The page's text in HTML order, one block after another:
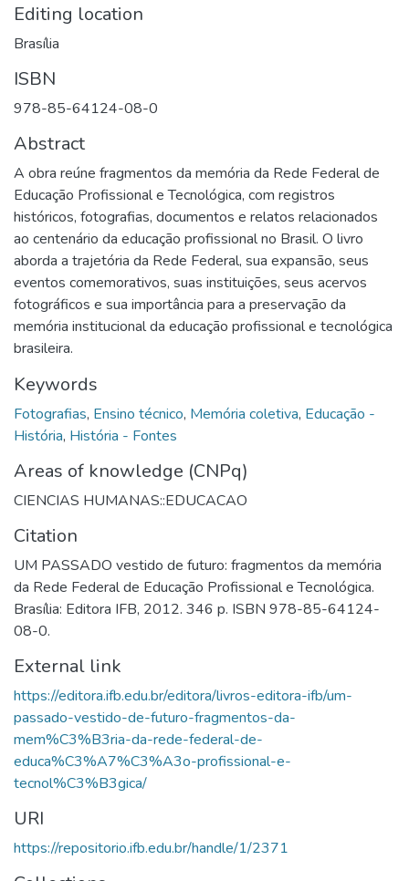
Editing location
Brasília
ISBN
978-85-64124-08-0
Abstract
A obra reúne fragmentos da memória da Rede Federal de
Educação Profissional e Tecnológica, com registros
históricos, fotografias, documentos e relatos relacionados
ao centenário da educação profissional no Brasil. O livro
aborda a trajetória da Rede Federal, sua expansão, seus
eventos comemorativos, suas instituições, seus acervos
fotográficos e sua importância para a preservação da
memória institucional da educação profissional e tecnológica
brasileira.
Keywords
Fotografias, Ensino técnico, Memória coletiva, Educação -
História, História - Fontes
Areas of knowledge (CNPq)
CIENCIAS HUMANAS::EDUCACAO
Citation
UM PASSADO vestido de futuro: fragmentos da memória
da Rede Federal de Educação Profissional e Tecnológica.
Brasília: Editora IFB, 2012. 346 p. ISBN 978-85-64124-
08-0.
External link
https://editora.ifb.edu.br/editora/livros-editora-ifb/um-
passado-vestido-de-futuro-fragmentos-da-
mem%C3%B3ria-da-rede-federal-de-
educa%C3%A7%C3%A3o-profissional-e-
tecnol%C3%B3gica/
URI
https://repositorio.ifb.edu.br/handle/1/2371